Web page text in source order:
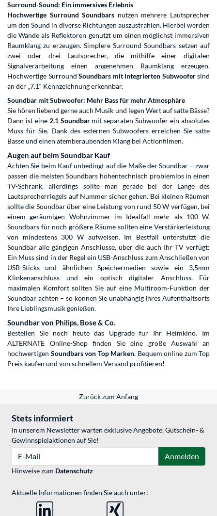
Surround-Sound: Ein immersives Erlebnis
Hochwertige Surround Soundbars nutzen mehrere Lautsprecher
um den Sound in diverse Richtungen auszustrahlen. Hierbei werden
die Wände als Reflektoren genutzt um einen möglichst immersiven
Raumklang zu erzeugen. Simplere Surround Soundbars setzen auf
zwei oder drei Lautsprecher, die mithilfe einer digitalen
Signalverarbeitung einen angenehmen Raumklang erzeugen.
Hochwertige Surround Soundbars mit integrierten Subwoofersind
an der „7.1“ Kennzeichnung erkennbar.
Soundbar mit Subwoofer: Mehr Bass für mehr Atmosphäre
Sie hören liebend gerne auch Musik und legen Wert auf satte Bässe?
Dann ist eine 2.1 Soundbarmit separaten Subwoofer ein absolutes
Muss für Sie. Dank des externen Subwoofers erreichen Sie satte
Bässe und einen atemberaubenden Klang bei Actionfilmen.
Augen auf beim Soundbar Kauf
Achten Sie beim Kauf unbedingt auf die Maße der Soundbar – zwar
passen die meisten Soundbars höhentechnisch problemlos in einen
TV-Schrank, allerdings sollte man gerade bei der Länge des
Lautsprecherriegels auf Nummer sicher gehen. Bei kleinen Räumen
sollte die Soundbar über eine Leistung von rund 50 W verfügen, bei
einem geräumigen Wohnzimmer im Idealfall mehr als 100 W.
Soundbars für noch größere Räume sollten eine Verstärkerleistung
von mindestens 300 W aufweisen. Im Bestfall unterstützt die
Soundbar alle gängigen Anschlüsse, über die auch Ihr TV verfügt:
Ein Muss sind in der Regel ein USB-Anschluss zum Anschließen von
USB-Sticks und ähnlichen Speichermedien sowie ein 3,5mm
Klinkenanschluss und ein optisch digitaler Anschluss. Für
maximalen Komfort sollten Sie auf eine Multiroom-Funktion der
Soundbar achten – so können Sie unabhängig Ihres Aufenthaltsorts
Ihre Lieblingsmusik genießen.
Soundbar von Philips, Bose & Co.
Bestellen Sie noch heute das Upgrade für Ihr Heimkino. Im
ALTERNATE Online-Shop finden Sie eine große Auswahl an
hochwertigen Soundbars von Top Marken. Bequem online zum Top
Preis kaufen und von schnellem Versand profitieren!
Zurück zum Anfang
Stets informiert
In unserem Newsletter warten exklusive Angebote, Gutschein- &
Gewinnspielaktionen auf Sie!
Anmelden
Hinweise zum Datenschutz
Aktuelle Informationen finden Sie auch unter: